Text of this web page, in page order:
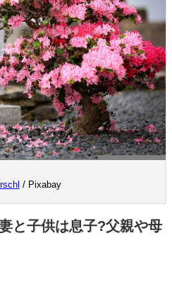
/ Pixabay
と子供は息子?父親や母